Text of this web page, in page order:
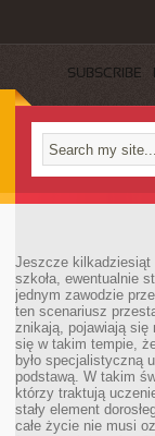
SUBSCRIBE
Jeszcze kilkadziesiąt
szkoła, ewentualnie
jednym zawodzie
ten scenariusz
znikają, pojawiają się
się w takim tempie,
było specjalistyczną
podstawą. W takim
którzy traktują
stały element
całe życie nie musi